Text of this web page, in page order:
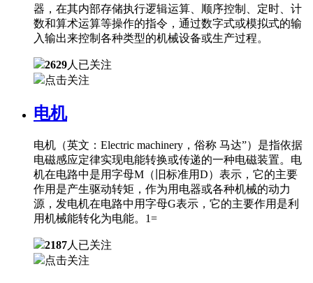
器，在其内部存储执行逻辑运算、顺序控制、定时、计
数和算术运算等操作的指令，通过数字式或模拟式的输
入输出来控制各种类型的机械设备或生产过程。
2629人已关注
点击关注
电机
电机（英文：Electric machinery，俗称 马达”）是指依据
电磁感应定律实现电能转换或传递的一种电磁装置。电
机在电路中是用字母M（旧标准用D）表示，它的主要
作用是产生驱动转矩，作为用电器或各种机械的动力
源，发电机在电路中用字母G表示，它的主要作用是利
用机械能转化为电能。1=
2187人已关注
点击关注